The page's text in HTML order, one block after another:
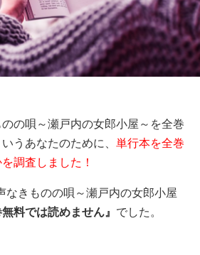
の唄～瀬戸内の女郎小屋～を全巻
うあなたのために、
単行本を全巻
調査しました！
なきものの唄～瀬戸内の女郎小屋
料では読めません』 でした。